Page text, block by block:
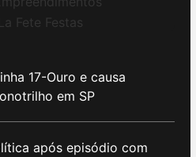
17-Ouro e causa
em SP
após episódio com